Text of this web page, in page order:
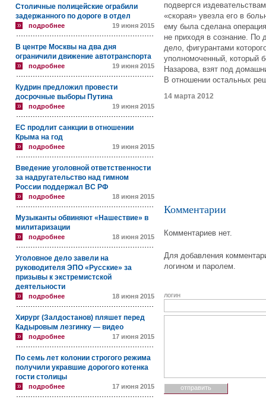
Столичные полицейские ограбили
задержанного по дороге в отдел
подробнее 19 июня 2015
В центре Москвы на два дня
ограничили движение автотранспорта
подробнее 19 июня 2015
Кудрин предложил провести
досрочные выборы Путина
подробнее 19 июня 2015
ЕС продлит санкции в отношении
Крыма на год
подробнее 19 июня 2015
Введение уголовной ответственности
за надругательство над гимном
России поддержал ВС РФ
подробнее 18 июня 2015
Музыканты обвиняют «Нашествие» в
милитаризации
подробнее 18 июня 2015
Уголовное дело завели на
руководителя ЭПО «Русские» за
призывы к экстремистской
деятельности
подробнее 18 июня 2015
Хирург (Залдостанов) пляшет перед
Кадыровым лезгинку — видео
подробнее 17 июня 2015
По семь лет колонии строгого режима
получили укравшие дорогого котенка
гости столицы
подробнее 17 июня 2015
подвергся
«скорая» увезла его в
ему была сделана
не приходя в сознание. По
дело, фигурантами
уполномоченный, который
Назарова, взят под
В отношении остальных
14 марта 2012
Комментарии
Комментариев нет.
Для добавления
логином и паролем.
логин